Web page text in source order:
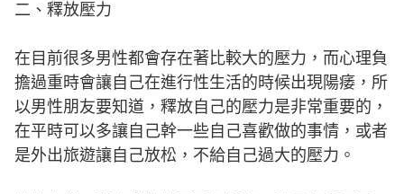
二、釋放壓力
在目前很多男性都會存在著比較大的壓力，而心理負
擔過重時會讓自己在進行性生活的時候出現陽痿，所
以男性朋友要知道，釋放自己的壓力是非常重要的，
在平時可以多讓自己幹一些自己喜歡做的事情，或者
是外出旅遊讓自己放松，不給自己過大的壓力。